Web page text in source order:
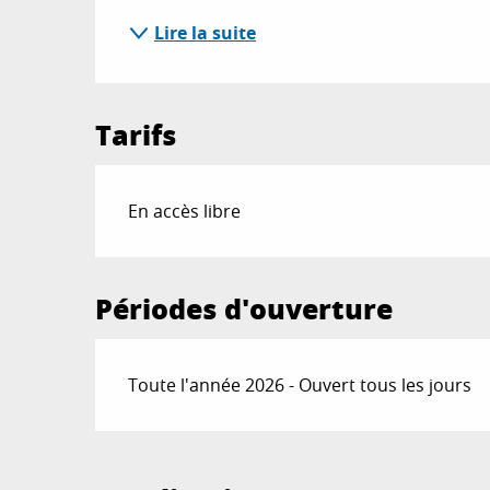
Lire la suite
Tarifs
En accès libre
Périodes d'ouverture
Toute l'année 2026 - Ouvert tous les jours